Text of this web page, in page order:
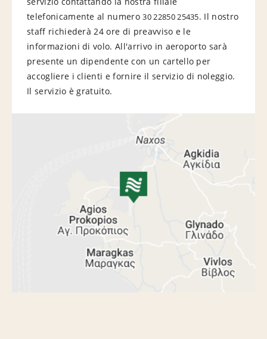
telefonicamente al numero30 22850 25435. Il nostro
staff richiederà 24 ore di preavviso e le
informazioni di volo. All'arrivo in aeroporto sarà
presente un dipendente con un cartello per
accogliere i clienti e fornire il servizio di noleggio.
Il servizio è gratuito.